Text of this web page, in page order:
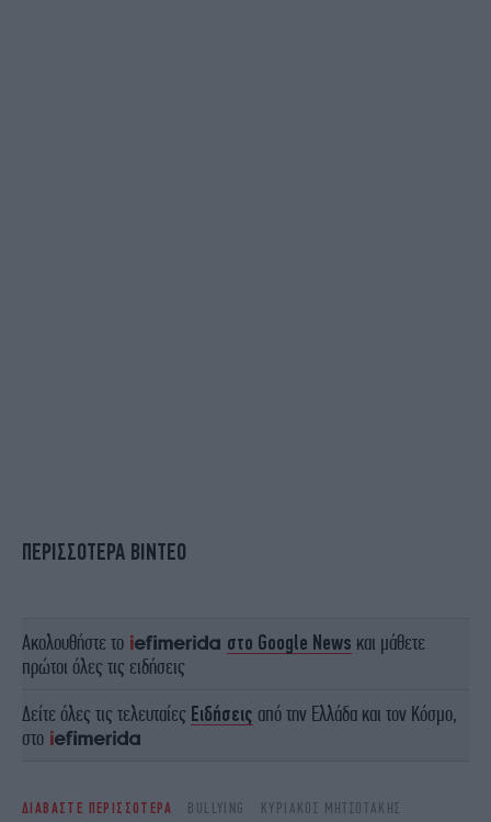
ΠΕΡΙΣΣΟΤΕΡΑ ΒΙΝΤΕΟ
Ακολουθήστε το στο Google News και μάθετε
πρώτοι όλες τις ειδήσεις
Δείτε όλες τις τελευταίες Ειδήσεις από την Ελλάδα και τον Κόσμο,
στο
ΔΙΑΒΑΣΤΕ ΠΕΡΙΣΣΟΤΕΡΑ BULLYING
ΚΥΡΙΆΚΟΣ ΜΗΤΣΟΤΆΚΗΣ